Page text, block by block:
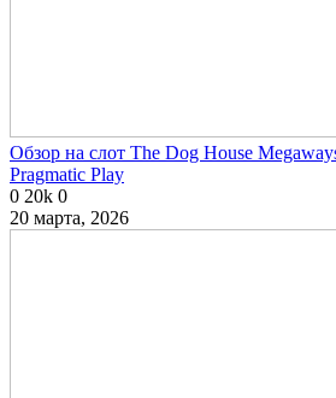
Обзор на слот The Dog House
Pragmatic Play
0 20k 0
20 марта, 2026